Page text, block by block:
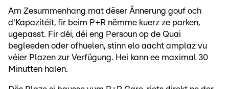
Am Zesummenhang mat dëser Ännerung gouf och
d'Kapazitéit, fir beim P+R nëmme kuerz ze parken,
ugepasst. Fir déi, déi eng Persoun op de Quai
begleeden oder ofhuelen, stinn elo aacht amplaz vu
véier Plazen zur Verfügung. Hei kann ee maximal 30
Minutten halen.